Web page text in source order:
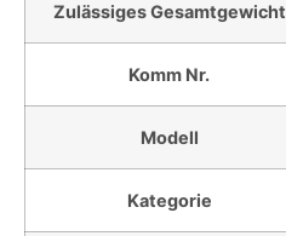
Zulässiges Gesamtgewicht
Komm Nr.
Modell
Kategorie